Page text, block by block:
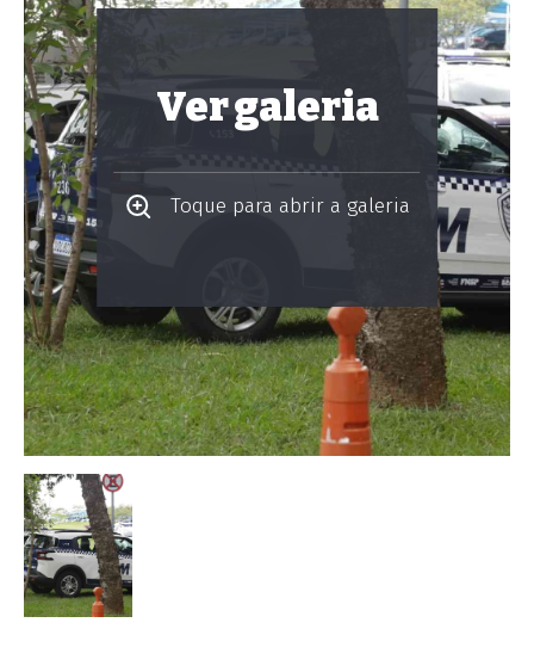
Ver galeria
Toque para abrir a galeria